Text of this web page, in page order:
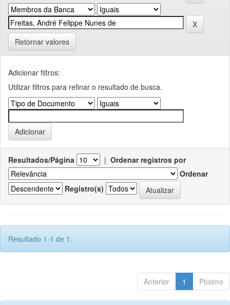
Retornar valores
Adicionar filtros:
Utilizar filtros para refinar o resultado de busca.
Resultados/Página | Ordenar registros por
Ordenar
Registro(s)
Resultado 1-1 de 1.
Anterior 1 Póximo